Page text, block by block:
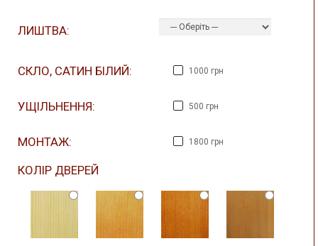
ЛИШТВА:
СКЛО, САТИН БІЛИЙ: 1000 грн
УЩІЛЬНЕННЯ: 500 грн
МОНТАЖ: 1800 грн
КОЛІР ДВЕРЕЙ